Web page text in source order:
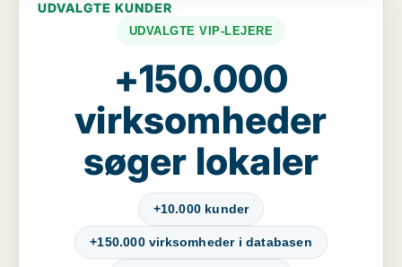
UDVALGTE KUNDER
UDVALGTE VIP-LEJERE
+150.000
virksomheder
søger lokaler
+10.000 kunder
+150.000 virksomheder i databasen